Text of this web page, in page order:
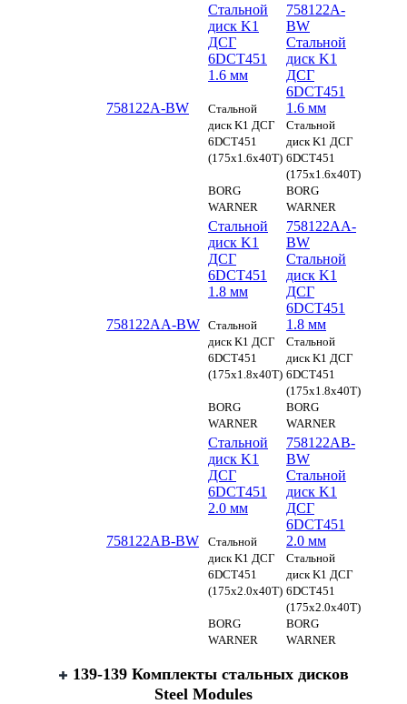
758122A-BW
Стальной
диск K1
ДСГ
6DCT451
1.6 мм
Стальной
диск K1 ДСГ
6DCT451
(175x1.6x40T)
BORG
WARNER
758122A-
BW
Стальной
диск K1
ДСГ
6DCT451
1.6 мм
Стальной
диск K1 ДСГ
6DCT451
(175x1.6x40T)
BORG
WARNER
758122AA-BW
Стальной
диск K1
ДСГ
6DCT451
1.8 мм
Стальной
диск K1 ДСГ
6DCT451
(175x1.8x40T)
BORG
WARNER
758122AA-
BW
Стальной
диск K1
ДСГ
6DCT451
1.8 мм
Стальной
диск K1 ДСГ
6DCT451
(175x1.8x40T)
BORG
WARNER
758122AB-BW
Стальной
диск K1
ДСГ
6DCT451
2.0 мм
Стальной
диск K1 ДСГ
6DCT451
(175x2.0x40T)
BORG
WARNER
758122AB-
BW
Стальной
диск K1
ДСГ
6DCT451
2.0 мм
Стальной
диск K1 ДСГ
6DCT451
(175x2.0x40T)
BORG
WARNER
139-139 Комплекты стальных дисков
Steel Modules